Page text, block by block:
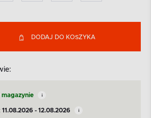
DODAJ DO KOSZYKA
magazynie
11.08.2026 - 12.08.2026